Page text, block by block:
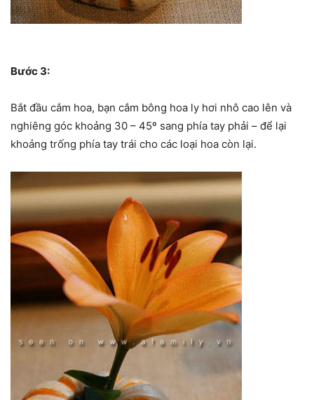
Bước 3:
Bắt đầu cắm hoa, bạn cắm bông hoa ly hơi nhô cao lên và
nghiêng góc khoảng 30 – 45º sang phía tay phải – để lại
khoảng trống phía tay trái cho các loại hoa còn lại.